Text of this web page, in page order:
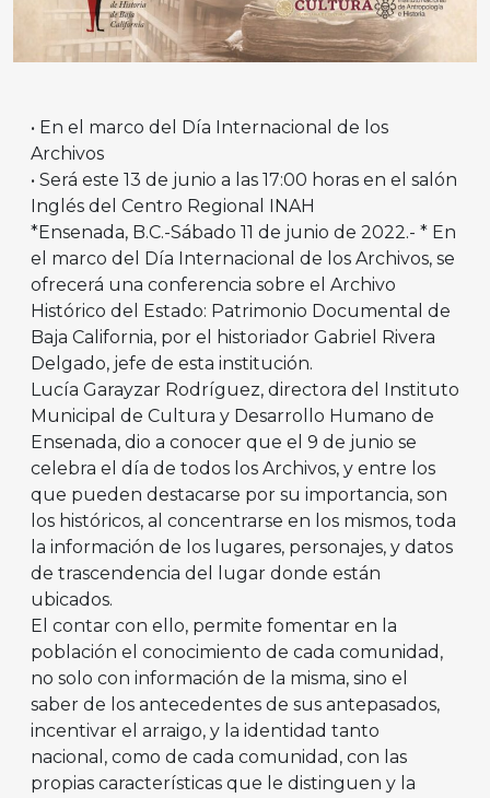
• En el marco del Día Internacional de los
Archivos
• Será este 13 de junio a las 17:00 horas en el salón
Inglés del Centro Regional INAH
*Ensenada, B.C.-Sábado 11 de junio de 2022.- * En
el marco del Día Internacional de los Archivos, se
ofrecerá una conferencia sobre el Archivo
Histórico del Estado: Patrimonio Documental de
Baja California, por el historiador Gabriel Rivera
Delgado, jefe de esta institución.
Lucía Garayzar Rodríguez, directora del Instituto
Municipal de Cultura y Desarrollo Humano de
Ensenada, dio a conocer que el 9 de junio se
celebra el día de todos los Archivos, y entre los
que pueden destacarse por su importancia, son
los históricos, al concentrarse en los mismos, toda
la información de los lugares, personajes, y datos
de trascendencia del lugar donde están
ubicados.
El contar con ello, permite fomentar en la
población el conocimiento de cada comunidad,
no solo con información de la misma, sino el
saber de los antecedentes de sus antepasados,
incentivar el arraigo, y la identidad tanto
nacional, como de cada comunidad, con las
propias características que le distinguen y la